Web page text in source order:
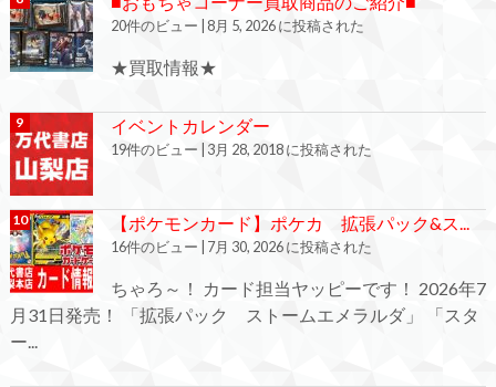
20件のビュー 8月 5, 2026 に投稿された
★買取情報★
イベントカレンダー
19件のビュー 3月 28, 2018 に投稿された
【ポケモンカード】ポケカ 拡張パック&ス...
16件のビュー 7月 30, 2026 に投稿された
ちゃろ～！ カード担当ヤッピーです！ 2026年7
月31日発売！ 「拡張パック ストームエメラルダ」 「スタ
ー...